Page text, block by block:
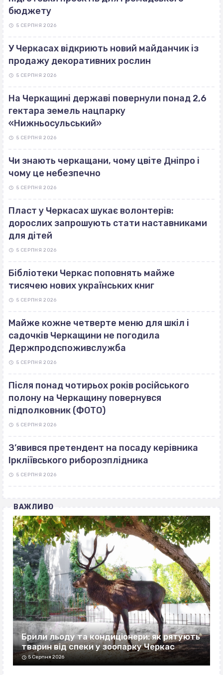
бюджету
5 СЕРПНЯ 2026
У Черкасах відкриють новий майданчик із
продажу декоративних рослин
5 СЕРПНЯ 2026
На Черкащині державі повернули понад 2,6
гектара земель нацпарку
«Нижньосульський»
5 СЕРПНЯ 2026
Чи знають черкащани, чому цвіте Дніпро і
чому це небезпечно
5 СЕРПНЯ 2026
Пласт у Черкасах шукає волонтерів:
дорослих запрошують стати наставниками
для дітей
5 СЕРПНЯ 2026
Бібліотеки Черкас поповнять майже
тисячею нових українських книг
5 СЕРПНЯ 2026
Майже кожне четверте меню для шкіл і
садочків Черкащини не погодила
Держпродспоживслужба
5 СЕРПНЯ 2026
Після понад чотирьох років російського
полону на Черкащину повернувся
підполковник (ФОТО)
5 СЕРПНЯ 2026
З’явився претендент на посаду керівника
Іркліївського риборозплідника
5 СЕРПНЯ 2026
ВАЖЛИВО
Брили льоду та кондиціонери: як рятують
тварин від спеки у зоопарку Черкас
5 Серпня 2026